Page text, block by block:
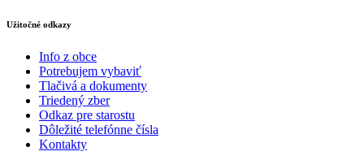
Užitočné odkazy
Info z obce
Potrebujem vybaviť
Tlačivá a dokumenty
Triedený zber
Odkaz pre starostu
Dôležité telefónne čísla
Kontakty